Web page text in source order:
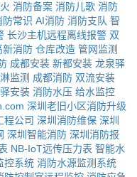
消防备案 消防儿歌 消防
防常识 AI消防 消防支队 智
长沙主机远程离线报警 双
新消防 仓库改造 管网监测
成都安装 新都安装 龙泉驿
监测 成都消防 双流安装
安装 消防水压 给水监控
深圳老旧小区消防升级
程公司 深圳消防维保 深圳
深圳智能消防 深圳消防报
NB-IoT远传压力表 智能水
控系统 消防水源监测系统